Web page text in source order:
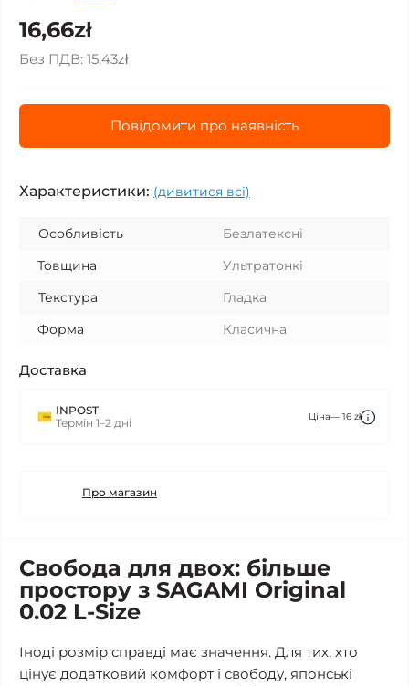
16,66zł
Без ПДВ: 15,43zł
Повідомити про наявність
Характеристики: (дивитися всі)
Особливість
Безлатексні
Товщина
Ультратонкі
Текстура
Гладка
Форма
Класична
Доставка
INPOST
Термін 1–2 дні
Ціна— 16 zł
Про магазин
Свобода для двох: більше
простору з SAGAMI Original
0.02 L-Size
Іноді розмір справді має значення. Для тих, хто
цінує додатковий комфорт і свободу, японські